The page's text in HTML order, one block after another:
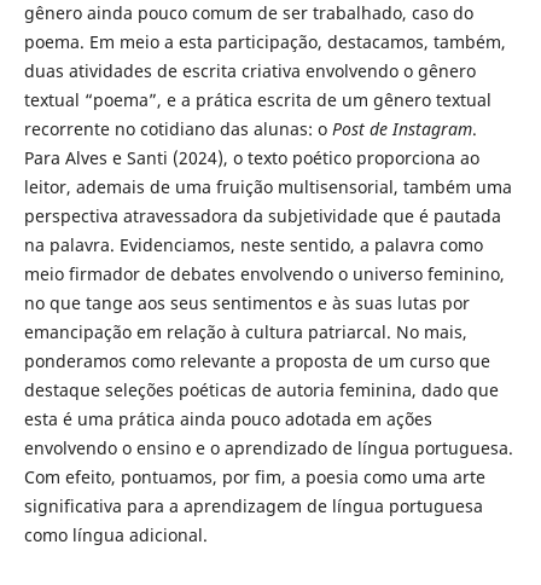
gênero ainda pouco comum de ser trabalhado, caso do
poema. Em meio a esta participação, destacamos, também,
duas atividades de escrita criativa envolvendo o gênero
textual “poema”, e a prática escrita de um gênero textual
recorrente no cotidiano das alunas: o Post de Instagram.
Para Alves e Santi (2024), o texto poético proporciona ao
leitor, ademais de uma fruição multisensorial, também uma
perspectiva atravessadora da subjetividade que é pautada
na palavra. Evidenciamos, neste sentido, a palavra como
meio firmador de debates envolvendo o universo feminino,
no que tange aos seus sentimentos e às suas lutas por
emancipação em relação à cultura patriarcal. No mais,
ponderamos como relevante a proposta de um curso que
destaque seleções poéticas de autoria feminina, dado que
esta é uma prática ainda pouco adotada em ações
envolvendo o ensino e o aprendizado de língua portuguesa.
Com efeito, pontuamos, por fim, a poesia como uma arte
significativa para a aprendizagem de língua portuguesa
como língua adicional.